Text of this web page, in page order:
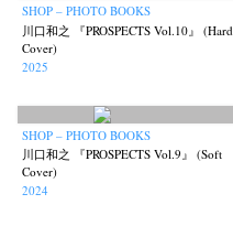
SHOP – PHOTO BOOKS
川口和之 『PROSPECTS Vol.10』 (Hard
Cover)
2025
SHOP – PHOTO BOOKS
川口和之 『PROSPECTS Vol.9』 (Soft
Cover)
2024